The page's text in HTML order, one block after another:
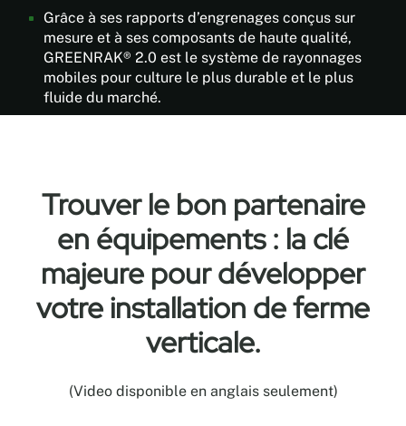
d'alignement
à
ressort
en
acier
verre
sans
rouille
de
qualité
industrielle
inoxydable
fauteuils
roulants,
aux
chariots,
aux
roulantes
et
aux
chariots
élévateurs
à
fourche
facilement.
Grâce à ses rapports d’engrenages conçus sur
mesure et à ses composants de haute qualité,
GREENRAK® 2.0 est le système de rayonnages
mobiles pour culture le plus durable et le plus
fluide du marché.
Trouver le bon partenaire
en équipements : la clé
majeure pour développer
votre installation de ferme
verticale.
(Video disponible en anglais seulement)